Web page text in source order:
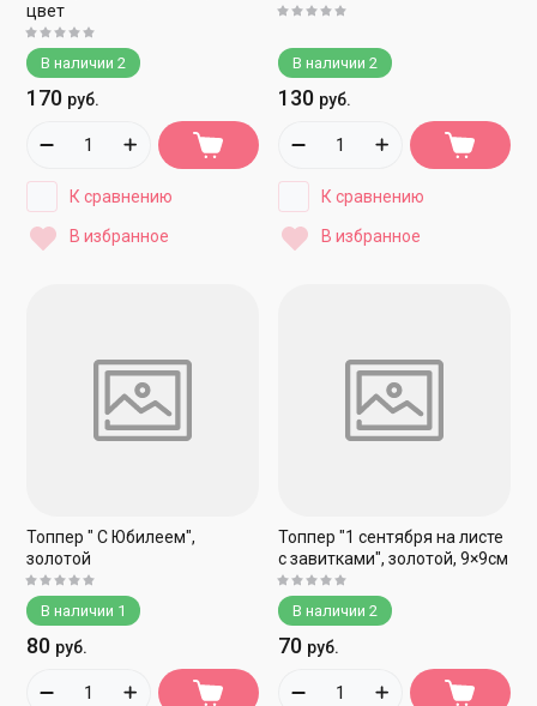
цвет
В наличии 2
170 руб.
К сравнению
В избранное
В наличии 2
130 руб.
К сравнению
В избранное
Топпер " С Юбилеем",
золотой
В наличии 1
80 руб.
Топпер "1 сентября на листе
с завитками", золотой, 9×9см
В наличии 2
70 руб.